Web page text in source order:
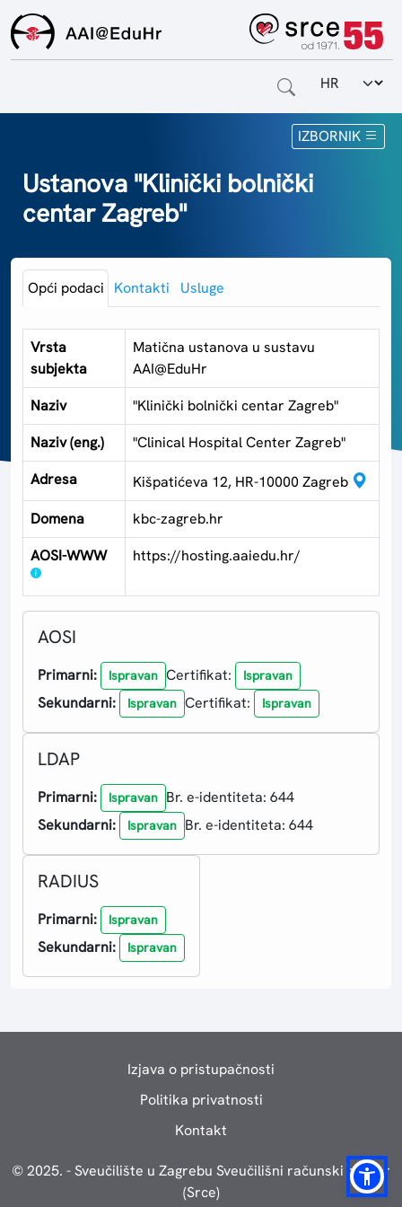
Odabir
IZBORNIK
Za krajnje korisnike
Za davatelje usluga
Za matične ustanove
O sustavu
Kontakt
Ustanova "Klinički bolnički
centar Zagreb"
Opći podaci Kontakti Usluge
Vrsta
subjekta
Matična ustanova u sustavu
AAI@EduHr
Naziv
"Klinički bolnički centar Zagreb"
Naziv (eng.)
"Clinical Hospital Center Zagreb"
Adresa
Kišpatićeva 12, HR-10000 Zagreb
Domena
kbc-zagreb.hr
AOSI-WWW
https://hosting.aaiedu.hr/
AOSI
Primarni: Ispravan Certifikat: Ispravan
Sekundarni: Ispravan Certifikat: Ispravan
LDAP
Primarni: Ispravan Br. e-identiteta: 644
Sekundarni:
Ispravan Br. e-identiteta: 644
RADIUS
Primarni: Ispravan
Sekundarni: Ispravan
Izjava o pristupačnosti
Politika privatnosti
Kontakt
© 2025. - Sveučilište u Zagrebu Sveučilišni računski centar
(Srce)